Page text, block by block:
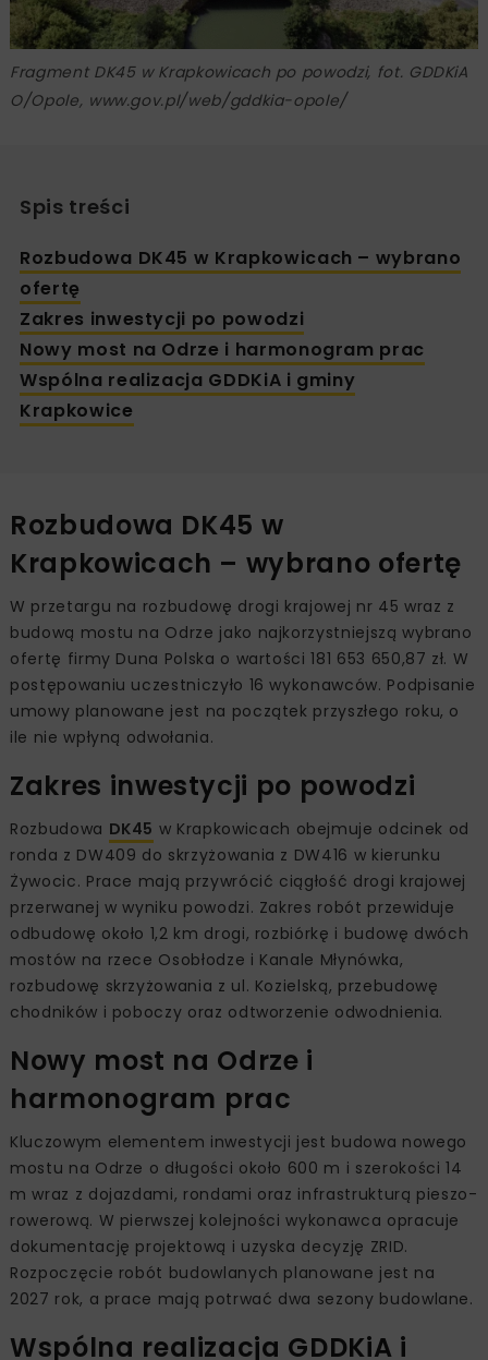
Fragment DK45 w Krapkowicach po powodzi, fot. GDDKiA
O/Opole, www.gov.pl/web/gddkia-opole/
Spis treści
Rozbudowa DK45 w Krapkowicach – wybrano
ofertę
Zakres inwestycji po powodzi
Nowy most na Odrze i harmonogram prac
Wspólna realizacja GDDKiA i gminy
Krapkowice
Rozbudowa DK45 w
Krapkowicach – wybrano ofertę
W przetargu na rozbudowę drogi krajowej nr 45 wraz z
budową mostu na Odrze jako najkorzystniejszą wybrano
ofertę firmy Duna Polska o wartości 181 653 650,87 zł. W
postępowaniu uczestniczyło 16 wykonawców. Podpisanie
umowy planowane jest na początek przyszłego roku, o
ile nie wpłyną odwołania.
Zakres inwestycji po powodzi
Rozbudowa DK45 w Krapkowicach obejmuje odcinek od
ronda z DW409 do skrzyżowania z DW416 w kierunku
Żywocic. Prace mają przywrócić ciągłość drogi krajowej
przerwanej w wyniku powodzi. Zakres robót przewiduje
odbudowę około 1,2 km drogi, rozbiórkę i budowę dwóch
mostów na rzece Osobłodze i Kanale Młynówka,
rozbudowę skrzyżowania z ul. Kozielską, przebudowę
chodników i poboczy oraz odtworzenie odwodnienia.
Nowy most na Odrze i
harmonogram prac
Kluczowym elementem inwestycji jest budowa nowego
mostu na Odrze o długości około 600 m i szerokości 14
m wraz z dojazdami, rondami oraz infrastrukturą pieszo-
rowerową. W pierwszej kolejności wykonawca opracuje
dokumentację projektową i uzyska decyzję ZRID.
Rozpoczęcie robót budowlanych planowane jest na
2027 rok, a prace mają potrwać dwa sezony budowlane.
Wspólna realizacja GDDKiA i